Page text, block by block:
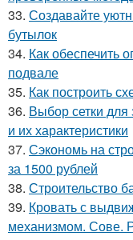
33. Создавайте
бутылок
34. Как обеспечить
подвале
35. Как построить
36. Выбор сетки
и их характеристики
37. Сэкономь на
за 1500 рублей
38. Строительство
39. Кровать с
механизмом. Сове.